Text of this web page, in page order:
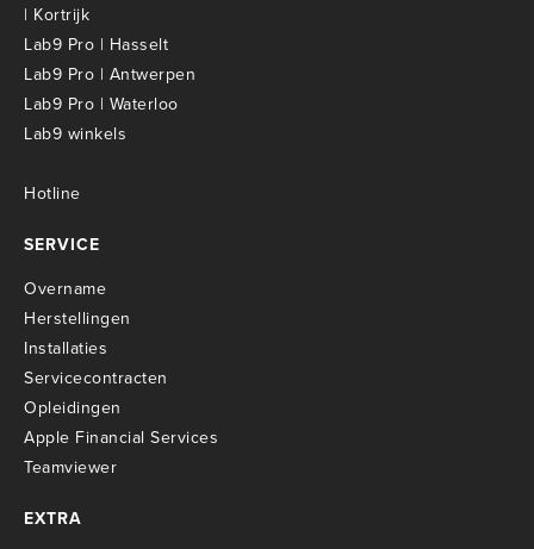
| Kortrijk
Lab9 Pro | Hasselt
Lab9 Pro | Antwerpen
Lab9 Pro | Waterloo
Lab9 winkels
Hotline
SERVICE
Overname
Herstellingen
Installaties
Servicecontracten
Opleidingen
Apple Financial Services
Teamviewer
EXTRA